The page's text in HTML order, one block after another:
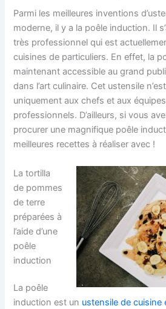
Parmi les meilleures inventions
moderne, il y a la poêle induction. Il
très professionnel qui est
cuisines de particuliers. En effet, la
maintenant accessible au grand
dans l’art culinaire. Cet ustensile
uniquement aux chefs et aux
professionnels. D’ailleurs, si vous
procurer une magnifique poêle
meilleures recettes à réaliser avec !
La tortilla
de pommes
de terre
préparées à
l’aide d’une
poêle
induction
La poêle
induction est un ustensile de